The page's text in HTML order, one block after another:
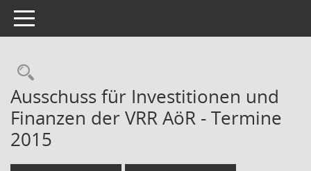
Toggle navigation
Rechercheauswahl
Ausschuss für Investitionen und
Finanzen der VRR AöR - Termine
2015